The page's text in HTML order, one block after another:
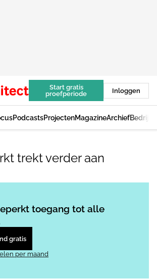
Start gratis
proefperiode
Inloggen
PodcastsProjectenMagazineArchief
trekt verder aan
toegang tot alle
gratis
per maand